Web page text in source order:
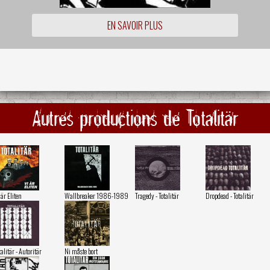
EN SAVOIR PLUS
Autres productions de Totalitär
Eliten Wallbreaker 1986-1989 Tragedy - Totalitär Dropdead - Totalitär
- Autoritär Ni måste bort